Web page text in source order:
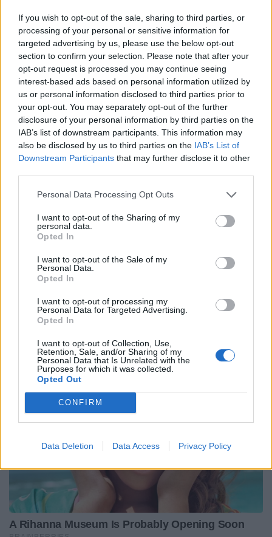
If you wish to opt-out of the sale, sharing to third parties, or
processing of your personal or sensitive information for
targeted advertising by us, please use the below opt-out
section to confirm your selection. Please note that after your
opt-out request is processed you may continue seeing
interest-based ads based on personal information utilized by
us or personal information disclosed to third parties prior to
your opt-out. You may separately opt-out of the further
disclosure of your personal information by third parties on the
IAB’s list of downstream participants. This information may
also be disclosed by us to third parties on the IAB’s List of
Downstream Participants that may further disclose it to other
Personal Data Processing Opt Outs
I want to opt-out of the Sharing of my
personal data.
Opted In
I want to opt-out of the Sale of my
Personal Data.
Opted In
I want to opt-out of processing my
Personal Data for Targeted Advertising.
Opted In
I want to opt-out of Collection, Use,
Retention, Sale, and/or Sharing of my
Personal Data that Is Unrelated with the
Purposes for which it was collected.
Opted Out
CONFIRM
Data Deletion Data Access Privacy Policy